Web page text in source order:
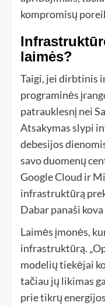
kompromisų
laimės?
Taigi, jei dirbtinis
programinės
patrauklesnį nei
Atsakymas slypi
debesijos
savo duomenų
Google Cloud ir
infrastruktūrą
Dabar panaši
Laimės įmonės,
infrastruktūrą.
modelių tiekėjai
tačiau jų likimas
prie tikrų